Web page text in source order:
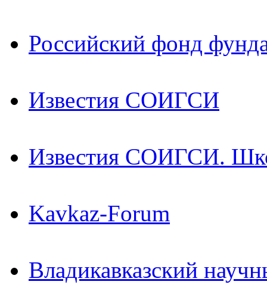
Российский фонд
Известия СОИГСИ
Известия СОИГСИ.
Kavkaz-Forum
Владикавказский